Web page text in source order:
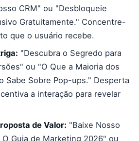
CRM" ou "Desbloqueie
Gratuitamente." Concentre-
que o usuário recebe.
"Descubra o Segredo para
ou "O Que a Maioria dos
Sabe Sobre Pop-ups." Desperta
a interação para revelar
de Valor: "Baixe Nosso
Guia de Marketing 2026" ou